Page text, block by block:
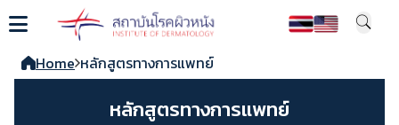
Home หลักสูตรทางการแพทย์
หลักสูตรทางการแพทย์